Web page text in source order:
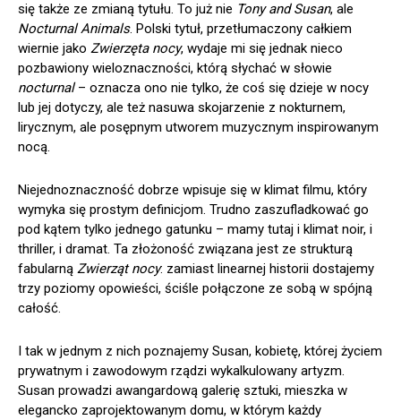
się także ze zmianą tytułu. To już nie Tony and Susan, ale
Nocturnal Animals. Polski tytuł, przetłumaczony całkiem
wiernie jako Zwierzęta nocy, wydaje mi się jednak nieco
pozbawiony wieloznaczności, którą słychać w słowie
nocturnal– oznacza ono nie tylko, że coś się dzieje w nocy
lub jej dotyczy, ale też nasuwa skojarzenie z nokturnem,
lirycznym, ale posępnym utworem muzycznym inspirowanym
nocą.
Niejednoznaczność dobrze wpisuje się w klimat filmu, który
wymyka się prostym definicjom. Trudno zaszufladkować go
pod kątem tylko jednego gatunku – mamy tutaj i klimat noir, i
thriller, i dramat. Ta złożoność związana jest ze strukturą
fabularną Zwierząt nocy: zamiast linearnej historii dostajemy
trzy poziomy opowieści, ściśle połączone ze sobą w spójną
całość.
I tak w jednym z nich poznajemy Susan, kobietę, której życiem
prywatnym i zawodowym rządzi wykalkulowany artyzm.
Susan prowadzi awangardową galerię sztuki, mieszka w
elegancko zaprojektowanym domu, w którym każdy